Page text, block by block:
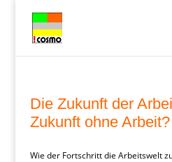
Die Zukunft der
Zukunft ohne Arbeit?
Wie der Fortschritt die Arbeitswelt